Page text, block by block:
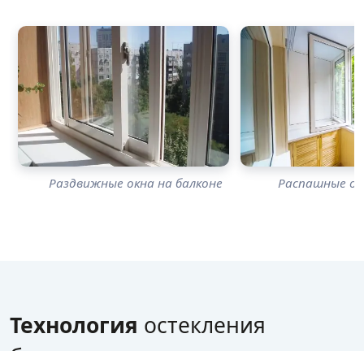
Раздвижные окна на балконе Распашные
Технология остекления